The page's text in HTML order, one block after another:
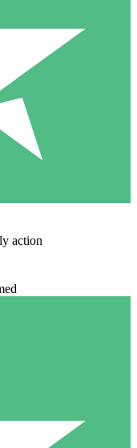
action